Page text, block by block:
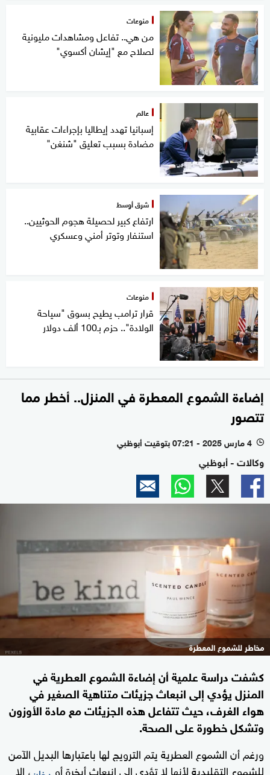
منوعات
من هي.. تفاعل ومشاهدات مليونية
لصلاح مع "إيشان أكسوي"
عالم
إسبانيا تهدد إيطاليا بإجراءات عقابية
مضادة بسبب تعليق "شنغن"
شرق أوسط
ارتفاع كبير لحصيلة هجوم الحوثيين..
استنفار وتوتر أمني وعسكري
منوعات
قرار ترامب يطيح بسوق "سياحة
الولادة".. حزم بـ100 ألف دولار
إضاءة الشموع المعطرة في المنزل.. أخطر مما
تتصور
l 4 مارس 2025 - 07:21 بتوقيت أبوظبي
وكالات - أبوظبي
مخاطر للشموع المعطرة
كشفت دراسة علمية أن إضاءة الشموع العطرية في
المنزل يؤدي إلى انبعاث جزيئات متناهية الصغير في
هواء الغرف، حيث تتفاعل هذه الجزيئات مع مادة الأوزون
وتشكل خطورة على الصحة.
ورغم أن الشموع العطرية يتم الترويج لها باعتبارها البديل الآمن
للشموع التقليدية لأنها لا تؤدي إلى انبعاث أبخرة أو
، إلا